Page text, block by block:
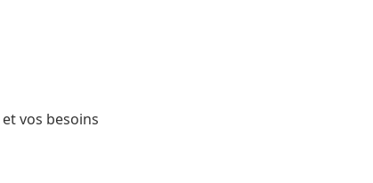
vos besoins